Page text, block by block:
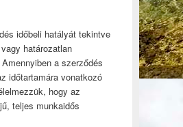
időbeli hatályát tekintve
határozatlan
a szerződés
időtartamára vonatkozó
hogy az
teljes munkaidős